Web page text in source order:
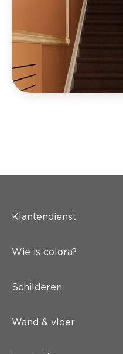
Klantendienst
Wie is colora?
Schilderen
Wand & vloer